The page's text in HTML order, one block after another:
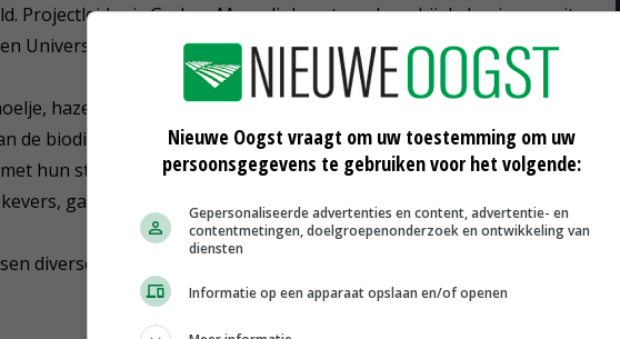
Projectleider is Gerben Messelink, entomoloog bij de businessunit
University & Research.
hazelaar en meidoorn zijn aangeplant. 'Die zorgen op allerlei
de biodiversiteit. Ze vormen een schuilplaats voor vogels en dankzij
hun stuifmeel en nectar nuttige insecten aan, zoals
gaas- en zweefvliegen en roofwantsen', zegt Messelink.
diverse bladluissoorten aan, die niet schadelijk zijn voor de
Nieuwe Oogst vraagt om uw toestemming om uw
persoonsgegevens te gebruiken voor het volgende:
Gepersonaliseerde advertenties en content, advertentie- en
contentmetingen, doelgroepenonderzoek en ontwikkeling van
diensten
Informatie op een apparaat opslaan en/of openen